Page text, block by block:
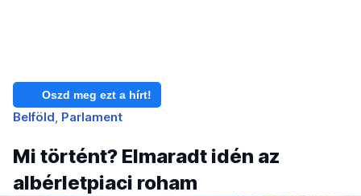
Oszd meg ezt a hírt!
Belföld Parlament
Mi történt? Elmaradt idén az
albérletpiaci roham